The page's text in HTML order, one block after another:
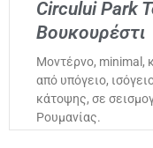
Circului Park
Βουκουρέστι
Μοντέρνο, minimal,
από υπόγειο,
κάτοψης, σε
Ρουμανίας.